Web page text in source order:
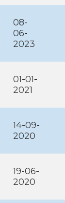
08-
06-
2023
01-01-
2021
14-09-
2020
19-06-
2020